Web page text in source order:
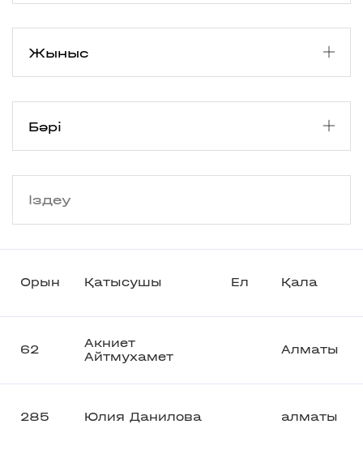
Орын Қатысушы Ел Қала
62
Акниет
Айтмухамет
Алматы
285 Юлия Данилова алматы